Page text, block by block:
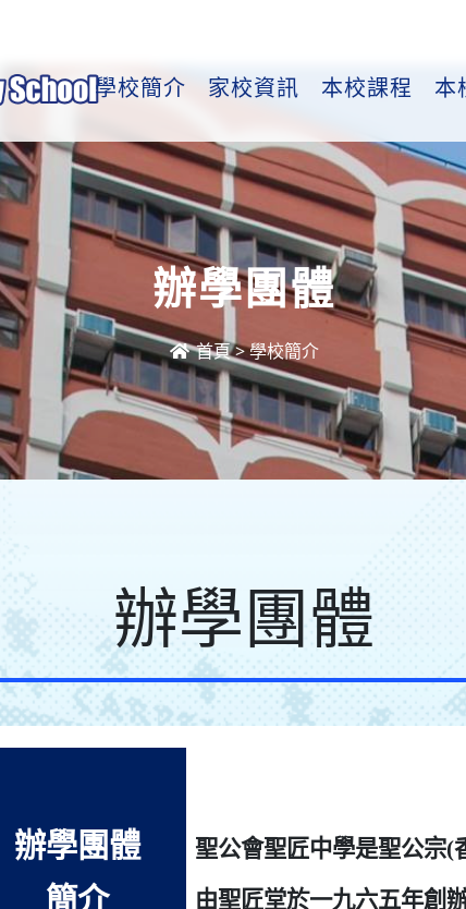
學校簡介
家校資訊 本校課程 本
辦學團體
首頁>學校簡介
辦學團體
辦學團體
簡介
聖公會聖匠中學是聖公宗(
由聖匠堂於一九六五年創